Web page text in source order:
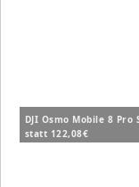
DJI Osmo Mobile 8
statt 122,08€